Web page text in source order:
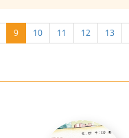
9 10 11 12 13